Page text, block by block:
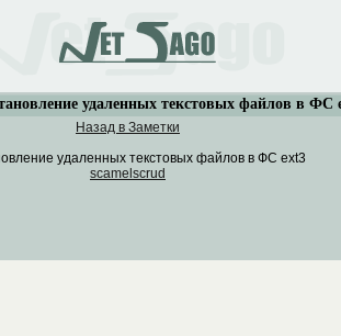
удаленных текстовых файлов в ФС
Назад в Заметки
удаленных текстовых файлов в ФС ext3
scamelscrud